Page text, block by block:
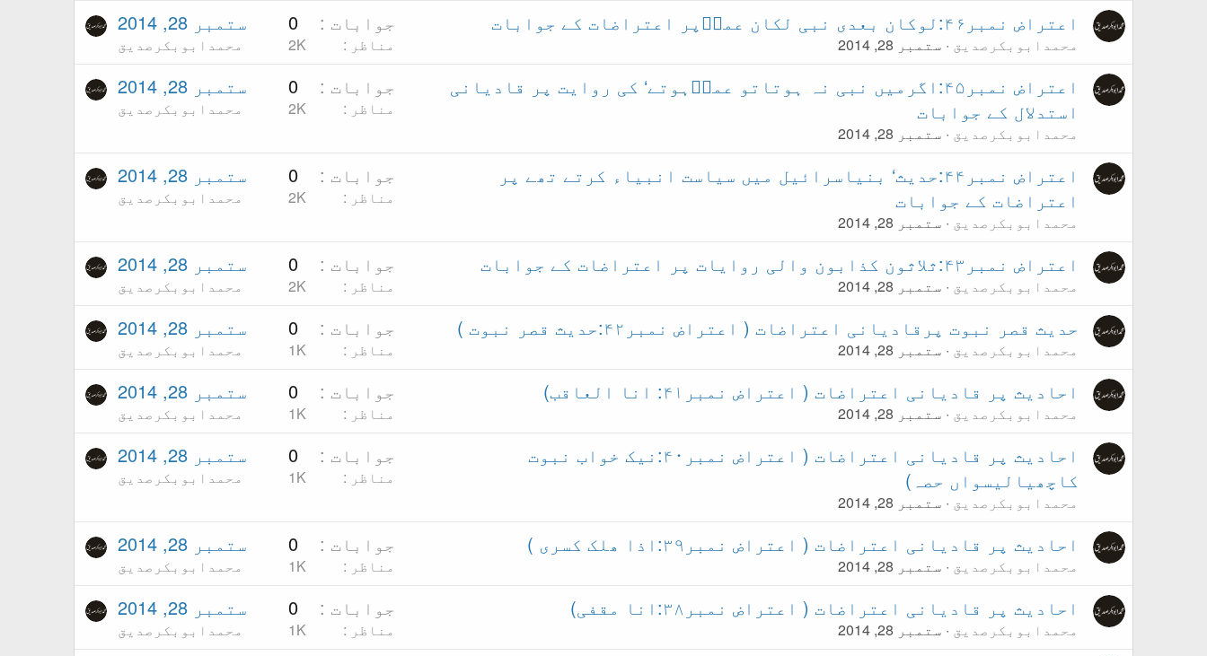
اعتراض نمبر۴۶:لوکان بعدی نبی لکان عمرؓپر اعتراضات کے جوابات
محمدابوبکرصدیق ستمبر 28, 2014
جوابات 0
مناظر 2K
ستمبر 28, 2014
محمدابوبکرصدیق
اعتراض نمبر۴۵:اگرمیں نبی نہ ہوتاتو عمرؓہوتے‘ کی روایت پر قادیانی
استدلال کے جوابات
محمدابوبکرصدیق ستمبر 28, 2014
جوابات 0
مناظر 2K
ستمبر 28, 2014
محمدابوبکرصدیق
اعتراض نمبر۴۴:حدیث‘ بنیاسرائیل میں سیاست انبیاء کرتے تھے پر
اعتراضات کے جوابات
محمدابوبکرصدیق ستمبر 28, 2014
جوابات 0
مناظر 2K
ستمبر 28, 2014
محمدابوبکرصدیق
اعتراض نمبر۴۳:ثلاثون کذابون والی روایات پر اعتراضات کے جوابات
محمدابوبکرصدیق ستمبر 28, 2014
جوابات 0
مناظر 2K
ستمبر 28, 2014
محمدابوبکرصدیق
حدیث قصر نبوت پرقادیانی اعتراضات ( اعتراض نمبر۴۲:حدیث قصر نبوت )
محمدابوبکرصدیق ستمبر 28, 2014
جوابات 0
مناظر 1K
ستمبر 28, 2014
محمدابوبکرصدیق
احادیث پر قادیانی اعتراضات ( اعتراض نمبر۴۱: انا العاقب)
محمدابوبکرصدیق ستمبر 28, 2014
جوابات 0
مناظر 1K
ستمبر 28, 2014
محمدابوبکرصدیق
احادیث پر قادیانی اعتراضات ( اعتراض نمبر۴۰:نیک خواب نبوت
کاچھیالیسواں حصہ)
محمدابوبکرصدیق ستمبر 28, 2014
جوابات 0
مناظر 1K
ستمبر 28, 2014
محمدابوبکرصدیق
احادیث پر قادیانی اعتراضات ( اعتراض نمبر۳۹:اذا ھلک کسری )
محمدابوبکرصدیق ستمبر 28, 2014
جوابات 0
مناظر 1K
ستمبر 28, 2014
محمدابوبکرصدیق
احادیث پر قادیانی اعتراضات ( اعتراض نمبر۳۸:انا مقفی)
محمدابوبکرصدیق ستمبر 28, 2014
جوابات 0
مناظر 1K
ستمبر 28, 2014
محمدابوبکرصدیق